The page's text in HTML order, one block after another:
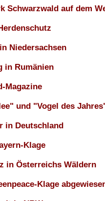
Schwarzwald auf dem
Niedersachsen
in Rumänien
Magazine
und "Vogel des
in Deutschland
Klage
in Österreichs Wäldern
Klage